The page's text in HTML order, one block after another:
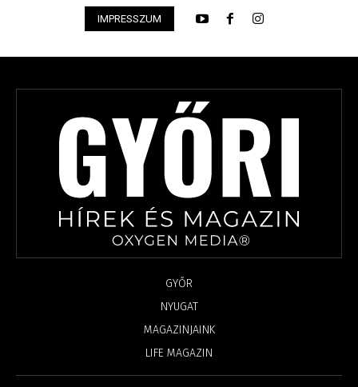
IMPRESSZUM
GYŐR
NYUGAT
MAGAZINJAINK
LIFE MAGAZIN